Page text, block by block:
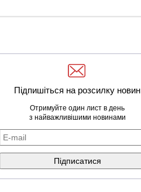
Підпишіться на розсилку новин
Отримуйте один лист в день
з найважливішими новинами